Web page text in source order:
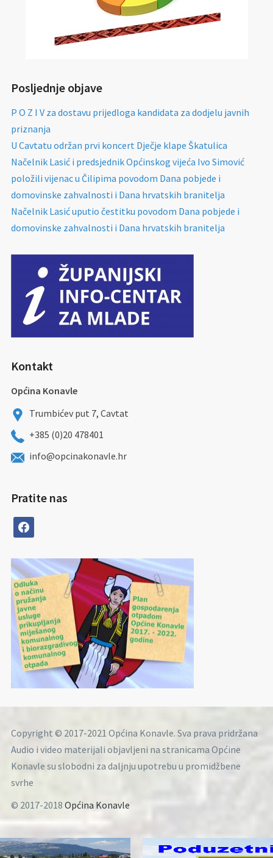
Posljednje objave
P O Z I V za dostavu prijedloga kandidata za dodjelu javnih
priznanja
U Cavtatu održan prvi koncert Dječje klape Škatulica
Načelnik Lasić i predsjednik Općinskog vijeća Ivo Simović
položili vijenac u Čilipima povodom Dana pobjede i
domovinske zahvalnosti i Dana hrvatskih branitelja
Načelnik Lasić uputio čestitku povodom Dana pobjede i
domovinske zahvalnosti i Dana hrvatskih branitelja
Kontakt
Općina Konavle
Trumbićev put 7, Cavtat
+385 (0)20 478401
info@opcinakonavle.hr
Pratite nas
facebook
Copyright © 2017-2021 Općina Konavle. Sva prava pridržana
Audio i video materijali objavljeni na stranicama Općine
Konavle su slobodni za daljnju upotrebu u promidžbene
svrhe
© 2017-2018 Općina Konavle